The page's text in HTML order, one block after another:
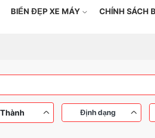
BIỂN ĐẸP XE MÁY CHÍNH SÁCH
Định dạng